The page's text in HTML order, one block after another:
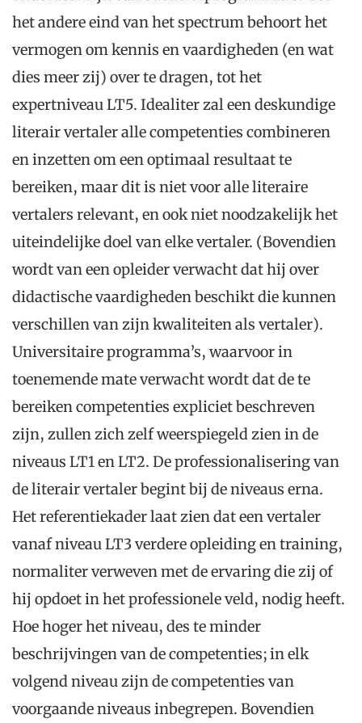
het andere eind van het spectrum behoort het
vermogen om kennis en vaardigheden (en wat
dies meer zij) over te dragen, tot het
expertniveau LT5. Idealiter zal een deskundige
literair vertaler alle competenties combineren
en inzetten om een optimaal resultaat te
bereiken, maar dit is niet voor alle literaire
vertalers relevant, en ook niet noodzakelijk het
uiteindelijke doel van elke vertaler. (Bovendien
wordt van een opleider verwacht dat hij over
didactische vaardigheden beschikt die kunnen
verschillen van zijn kwaliteiten als vertaler).
Universitaire programma’s, waarvoor in
toenemende mate verwacht wordt dat de te
bereiken competenties expliciet beschreven
zijn, zullen zich zelf weerspiegeld zien in de
niveaus LT1 en LT2. De professionalisering van
de literair vertaler begint bij de niveaus erna.
Het referentiekader laat zien dat een vertaler
vanaf niveau LT3 verdere opleiding en training,
normaliter verweven met de ervaring die zij of
hij opdoet in het professionele veld, nodig heeft.
Hoe hoger het niveau, des te minder
beschrijvingen van de competenties; in elk
volgend niveau zijn de competenties van
voorgaande niveaus inbegrepen. Bovendien